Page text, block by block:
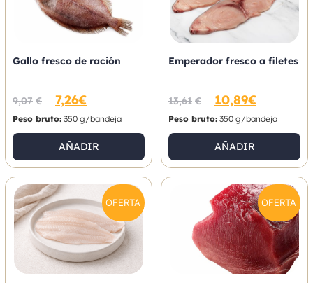
Gallo fresco de ración
9,07 € 7,26€
Peso bruto: 350 g/bandeja
AÑADIR
Emperador fresco a filetes
13,61 € 10,89€
Peso bruto: 350 g/bandeja
AÑADIR
OFERTA OFERTA